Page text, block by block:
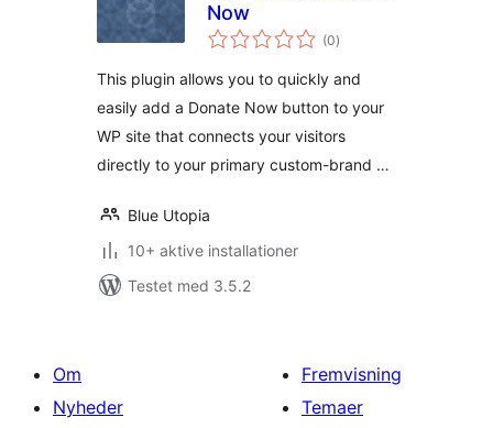
Now
(0totale
bedømmelser
)
This plugin allows you to quickly and
easily add a Donate Now button to your
WP site that connects your visitors
directly to your primary custom-brand …
Blue Utopia
10+ aktive installationer
Testet med 3.5.2
Om
Nyheder
Fremvisning
Temaer